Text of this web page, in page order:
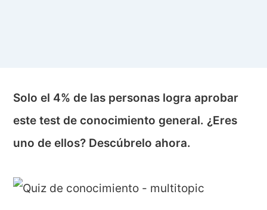
Solo el 4% de las personas logra aprobar
este test de conocimiento general. ¿Eres
uno de ellos? Descúbrelo ahora.